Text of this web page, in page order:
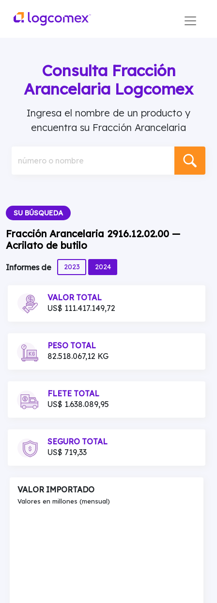
Consulta Fracción
Arancelaria Logcomex
Ingresa el nombre de un producto y
encuentra su Fracción Arancelaria
número o nombre
SU BÚSQUEDA
Fracción Arancelaria 2916.12.02.00 —
Acrilato de butilo
Informes de 2023 2024
VALOR TOTAL
US$ 111.417.149,72
PESO TOTAL
82.518.067,12 KG
FLETE TOTAL
US$ 1.638.089,95
SEGURO TOTAL
US$ 719,33
VALOR IMPORTADO
Valores en millones (mensual)